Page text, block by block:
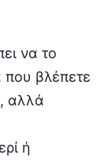
να το
βλέπετε
αλλά
ή